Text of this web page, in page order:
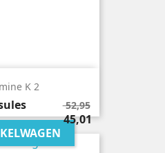
K 2
Normale
prijs
52,95
Prijs
45,01